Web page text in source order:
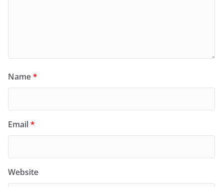
Name*
Email*
Website